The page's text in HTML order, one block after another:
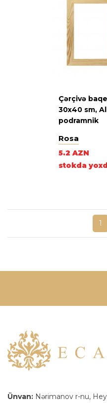
Çərçivə
30х40 sm,
podramnik
Rosa
5.2 AZN
stokda
1
Ünvan: Nərimanov r-nu,